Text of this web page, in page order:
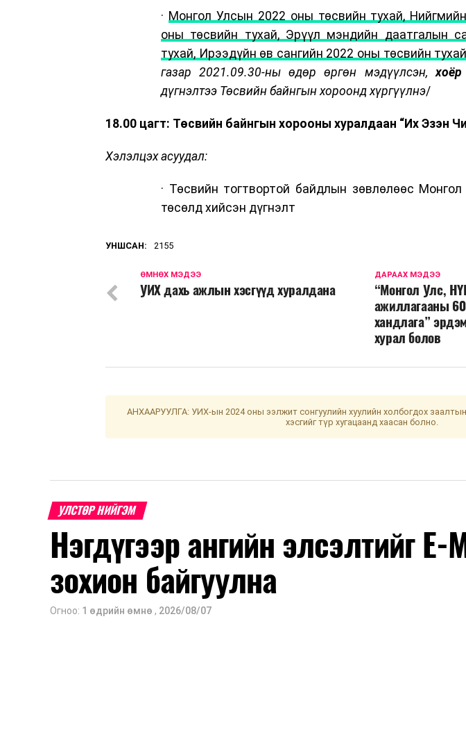
· Монгол Улсын 2022 оны төсвийн тухай,
оны төсвийн тухай, Эрүүл мэндийн даатгалын
тухай, Ирээдүйн өв сангийн 2022 оны төсвийн
газар 2021.09.30-ны өдөр өргөн мэдүүлсэн, хоёр
дүгнэлтээ Төсвийн байнгын хороонд хүргүүлнэ/
18.00 цагт: Төсвийн байнгын хорооны хуралдаан “Их Эзэн
Хэлэлцэх асуудал:
· Төсвийн тогтвортой байдлын зөвлөлөөс
төсөлд хийсэн дүгнэлт
УНШСАН: 2155
ДАРААХ МЭДЭЭ
“Монгол Улс,
ажиллагааны
хандлага”
хурал болов
ӨМНӨХ МЭДЭЭ
УИХ дахь ажлын хэсгүүд хуралдана
АНХААРУУЛГА: УИХ-ын 2024 оны ээлжит сонгуулийн хуулийн холбогдох
хэсгийг түр хугацаанд хаасан болно.
УЛСТӨР НИЙГЭМ
Нэгдүгээр ангийн элсэлтийг
зохион байгуулна
Огноо: 1 өдрийн өмнө , 2026/08/07